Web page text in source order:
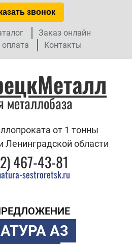
звонок
Заказ онлайн
Контакты
металлобаза
от 1 тонны
Ленинградской области
467-43-81
sestroretsk.ru
А3